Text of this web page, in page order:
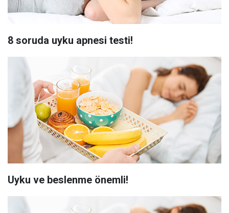
8 soruda uyku apnesi testi!
Uyku ve beslenme önemli!